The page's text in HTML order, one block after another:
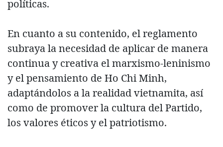
políticas.
En cuanto a su contenido, el reglamento
subraya la necesidad de aplicar de manera
continua y creativa el marxismo-leninismo
y el pensamiento de Ho Chi Minh,
adaptándolos a la realidad vietnamita, así
como de promover la cultura del Partido,
los valores éticos y el patriotismo.